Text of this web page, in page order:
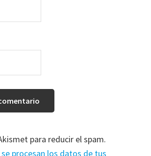
para reducir el spam.
procesan los datos de tus